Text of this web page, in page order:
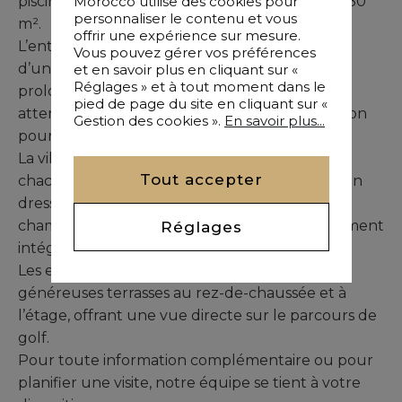
m².
L’entrée ouvre sur un vaste séjour agrémenté
d’une cheminée, baigné de lumière naturelle,
prolongé par une cuisine équipée avec cellier
attenant. Un cabinet de toilettes est à disposition
pour les invités.
La villa comprend quatre suites élégantes,
chacune disposant de sa salle de bains et de son
dressing, assurant confort et intimité. Une
chambre de service avec salle d’eau est également
intégrée au plan de la maison.
Les espaces extérieurs sont sublimés par de
généreuses terrasses au rez-de-chaussée et à
l’étage, offrant une vue directe sur le parcours de
golf.
Pour toute information complémentaire ou pour
planifier une visite, notre équipe se tient à votre
personnaliser le contenu et vous
offrir une expérience sur mesure.
Vous pouvez gérer vos préférences
et en savoir plus en cliquant sur «
Réglages » et à tout moment dans le
pied de page du site en cliquant sur «
Gestion des cookies ». En savoir plus...
Tout accepter
Réglages